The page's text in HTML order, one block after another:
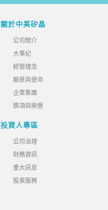
關於中美矽晶
公司簡介
大事紀
經營理念
願景與使命
企業集團
獎項與榮譽
投資人專區
公司治理
財務資訊
重大訊息
股東服務